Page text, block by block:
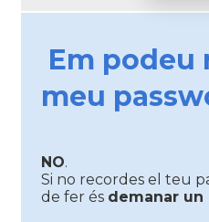
Em podeu
meu
NO.
Si no recordes el teu
de fer és demanar un